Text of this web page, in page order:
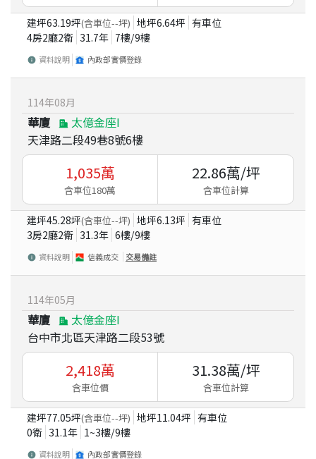
建坪63.19坪(含車位--坪) 地坪6.64坪 有車位
4房2廳2衛 31.7年 7樓/9樓
資料說明 內政部實價登錄
114年08月
華廈
太億金座I
天津路二段49巷8號6樓
1,035萬
含車位180萬
22.86萬/坪
含車位計算
建坪45.28坪(含車位--坪) 地坪6.13坪 有車位
3房2廳2衛 31.3年 6樓/9樓
資料說明 信義成交 交易備註
114年05月
華廈
太億金座I
台中市北區天津路二段53號
2,418萬
含車位價
31.38萬/坪
含車位計算
建坪77.05坪(含車位--坪) 地坪11.04坪 有車位
0衛 31.1年 1~3樓/9樓
資料說明 內政部實價登錄